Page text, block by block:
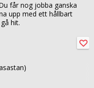
får nog jobba ganska
upp med ett hållbart
hit.